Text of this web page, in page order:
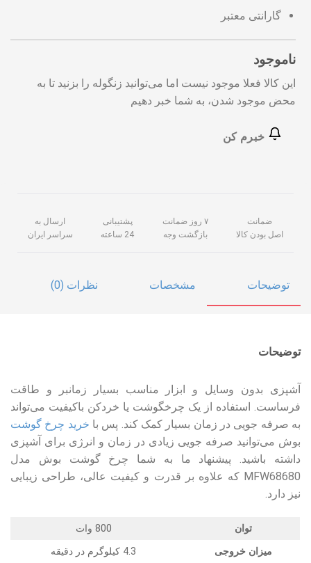
گارانتی معتبر
ناموجود
این کالا فعلا موجود نیست اما می‌توانید زنگوله را بزنید تا به
محض موجود شدن، به شما خبر دهیم
ضمانت
اصل بودن کالا
۷ روز ضمانت
بازگشت وجه
پشتیبانی
24 ساعته
ارسال به
سراسر ایران
توضیحات مشخصات نظرات (0)
توضیحات
آشپزی بدون وسایل و ابزار مناسب بسیار زمانبر و طاقت
فرساست. استفاده از یک چرخگوشت یا خردکن باکیفیت می‌تواند
به صرفه جویی در زمان بسیار کمک کند. پس با خرید چرخ گوشت
بوش می‌توانید صرفه جویی زیادی در زمان و انرژی برای آشپزی
داشته باشید. پیشنهاد ما به شما چرخ گوشت بوش مدل
MFW68680 که علاوه بر قدرت و کیفیت عالی، طراحی زیبایی
نیز دارد.
توان
800 وات
میزان خروجی
4.3 کیلوگرم در دقیقه